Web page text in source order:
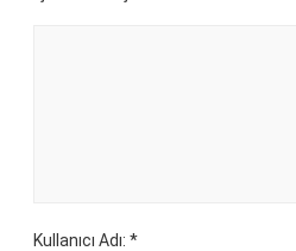
Kullanıcı Adı: *